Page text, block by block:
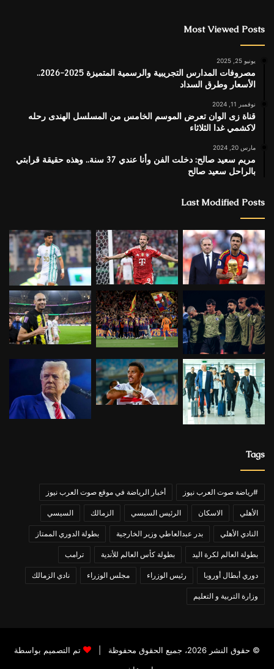
Most Viewed Posts
يونيو 25, 2025
مصروفات المدارس التجريبية والرسمية المتميزة 2025-2026..
الأسعار وطرق السداد
نوفمبر 11, 2024
قناة زى الوان تعرض الموسم الخامس من المسلسل الهندى رحله
لاكشمي غدا الثلاثاء
مارس 20, 2024
مريم سعيد صالح: دخلت الفن وأنا عندي 37 سنة.. وهذه حقيقة قرابتي
بالراحل سعيد صالح
Last Modified Posts
Tags
#رياضة صوت العرب نيوز أخبار الرياضة في موقع صوت العرب نيوز
الأهلي الاسكان الرئيس السيسي الزمالك السيسي
النادي الأهلي بدر عبدالعاطي وزير الخارجية بطولة الدوري الممتاز
بطولة العالم لكرة اليد بطولة كأس العالم للأندية ترامب
دوري أبطال أوروبا رئيس الوزراء مجلس الوزراء نادي الزمالك
وزارة التربية و التعليم
© حقوق النشر 2026، جميع الحقوق محفوظة |
تم التصميم بواسطة